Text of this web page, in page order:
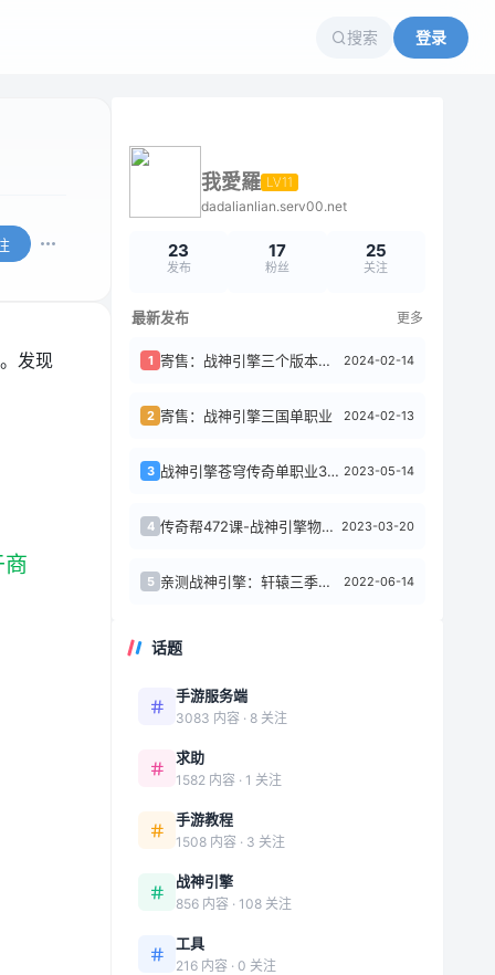
搜索 登录
发现
我愛羅 LV11
dadalianlian.serv00.net
23
发布
17
粉丝
25
关注
最新发布 更多
1 寄售：战神引擎三个版本单职业打包出售 2024-02-14
2 寄售：战神引擎三国单职业 2024-02-13
3 战神引擎苍穹传奇单职业3k定制版[白猪3] 2023-05-14
4 传奇帮472课-战神引擎物品叠加和不叠加制作教程 2023-03-20
5 亲测战神引擎：轩辕三季修复端 2022-06-14
话题
手游服务端
3083 内容 · 8 关注
求助
1582 内容 · 1 关注
手游教程
1508 内容 · 3 关注
战神引擎
856 内容 · 108 关注
工具
216 内容 · 0 关注